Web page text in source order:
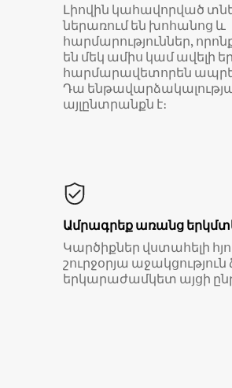
Լիովին կահավորված
ներառում են խոհանոց և
հարմարություններ,
են մեկ ամիս կամ ավելի
հարմարավետորեն
Դա
այլընտրանքն է։
Ամրագրեք առանց
Կարծիքներ վստահելի
շուրջօրյա աջակցություն
երկարաժամկետ այցի